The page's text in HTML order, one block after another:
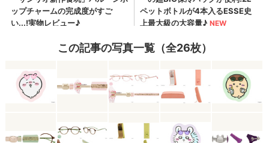
この記事の写真一覧（全26枚）